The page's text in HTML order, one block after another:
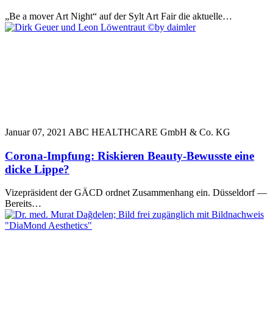
„Be a mover Art Night“ auf der Sylt Art Fair die aktuelle…
Januar 07, 2021 ABC HEALTHCARE GmbH & Co. KG
Corona-Impfung: Riskieren Beauty-Bewusste eine
dicke Lippe?
Vizepräsident der GÄCD ordnet Zusammenhang ein. Düsseldorf —
Bereits…